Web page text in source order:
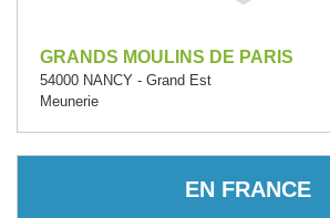
GRANDS MOULINS DE PARIS
54000 NANCY - Grand Est
Meunerie
EN FRANCE